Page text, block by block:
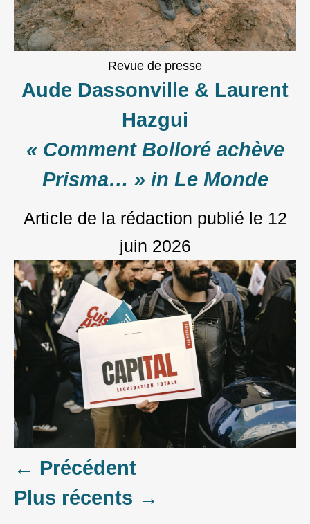
Revue de presse
Aude Dassonville & Laurent
Hazgui
« Comment Bolloré achève
Prisma… » in Le Monde
Article de la rédaction publié le 12
juin 2026
Posts
navigation
← Précédent
Plus récents →